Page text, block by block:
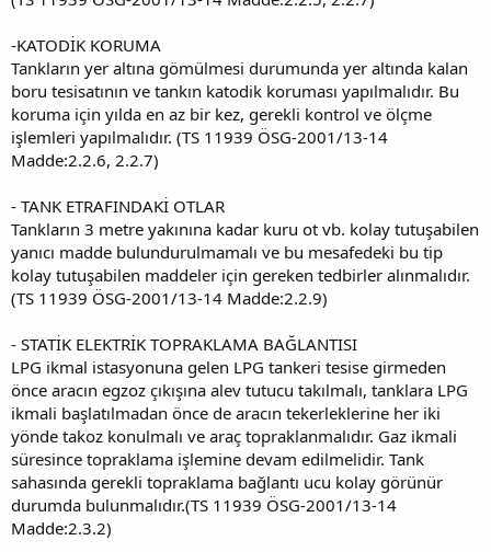
-KATODİK KORUMA
Tankların yer altına gömülmesi durumunda yer altında kalan
boru tesisatının ve tankın katodik koruması yapılmalıdır. Bu
koruma için yılda en az bir kez, gerekli kontrol ve ölçme
işlemleri yapılmalıdır. (TS 11939 ÖSG-2001/13-14
Madde:2.2.6, 2.2.7)
- TANK ETRAFINDAKİ OTLAR
Tankların 3 metre yakınına kadar kuru ot vb. kolay tutuşabilen
yanıcı madde bulundurulmamalı ve bu mesafedeki bu tip
kolay tutuşabilen maddeler için gereken tedbirler alınmalıdır.
(TS 11939 ÖSG-2001/13-14 Madde:2.2.9)
- STATİK ELEKTRİK TOPRAKLAMA BAĞLANTISI
LPG ikmal istasyonuna gelen LPG tankeri tesise girmeden
önce aracın egzoz çıkışına alev tutucu takılmalı, tanklara LPG
ikmali başlatılmadan önce de aracın tekerleklerine her iki
yönde takoz konulmalı ve araç topraklanmalıdır. Gaz ikmali
süresince topraklama işlemine devam edilmelidir. Tank
sahasında gerekli topraklama bağlantı ucu kolay görünür
durumda bulunmalıdır.(TS 11939 ÖSG-2001/13-14
Madde:2.3.2)